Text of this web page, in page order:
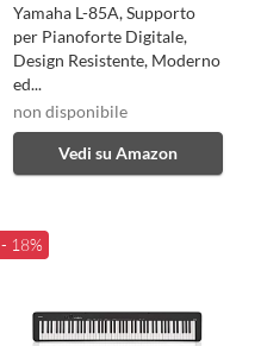
Yamaha L-85A, Supporto
per Pianoforte Digitale,
Design Resistente, Moderno
ed...
non disponibile
Vedi su Amazon
- 18%